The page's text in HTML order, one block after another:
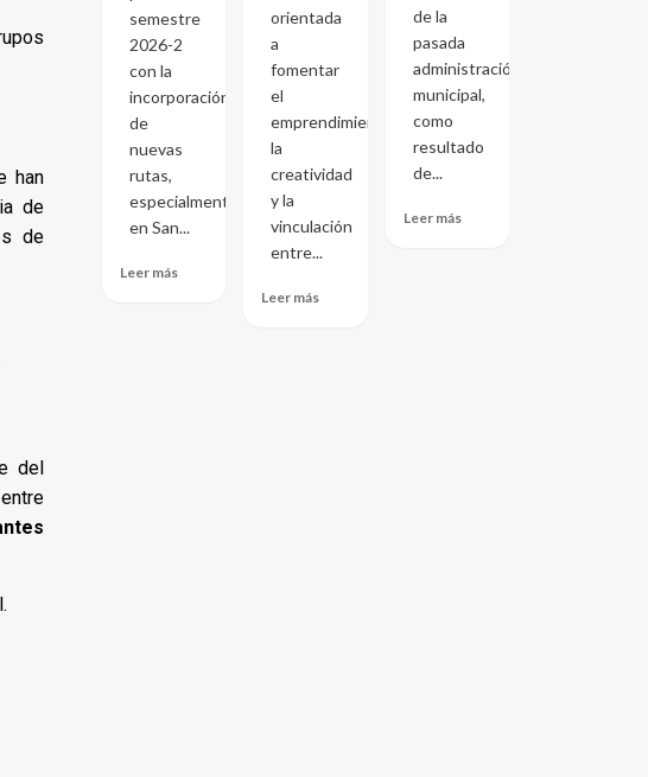
han
de
de
del
semestre
2026-2
con la
incorporación
de
nuevas
rutas,
especialmente
en San...
Leer más
orientada
a
fomentar
el
emprendimiento,
la
creatividad
y la
vinculación
entre...
Leer más
de la
pasada
administración
municipal,
como
resultado
de...
Leer más